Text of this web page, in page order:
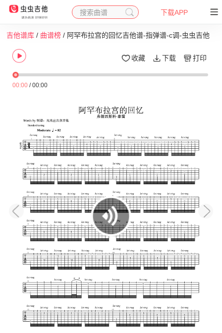
搜索曲谱 下载APP
吉他谱库 / 曲谱榜 / 阿罕布拉宫的回忆吉他谱-指弹谱-c调-虫虫吉他
收藏 下载 打印
00:00 /00:00